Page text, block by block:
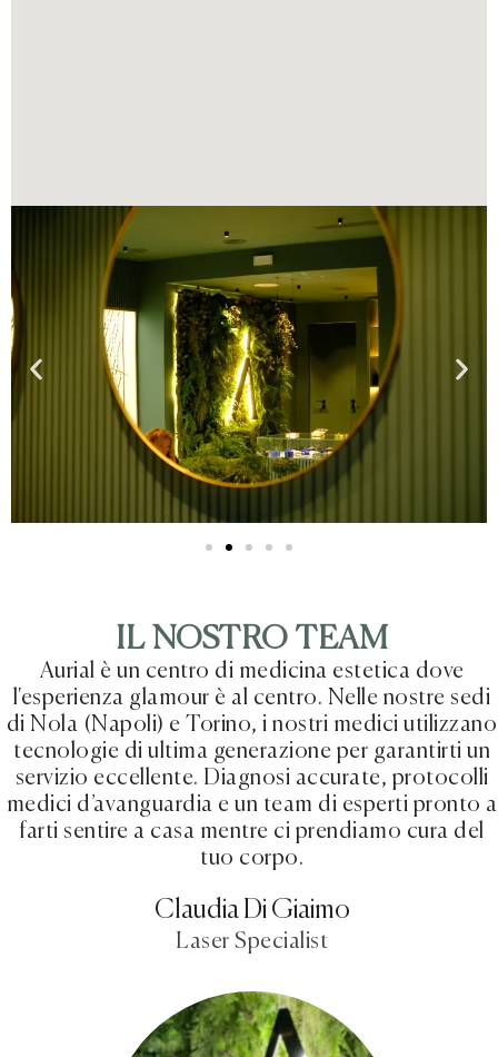
IL NOSTRO TEAM
Aurial è un centro di medicina estetica dove
l'esperienza glamour è al centro. Nelle nostre sedi
di Nola (Napoli) e Torino, i nostri medici utilizzano
tecnologie di ultima generazione per garantirti un
servizio eccellente. Diagnosi accurate, protocolli
medici d’avanguardia e un team di esperti pronto a
farti sentire a casa mentre ci prendiamo cura del
tuo corpo.
Claudia Di Giaimo
Laser Specialist